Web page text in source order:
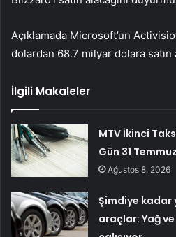
Açıklamada Microsoft’un
dolardan 68.7 milyar dolara satın
İlgili Makaleler
MTV İkinci
Gün 31 Temmuz
Ağustos 8, 2026
Şimdiye kadar
araçlar: Yağ